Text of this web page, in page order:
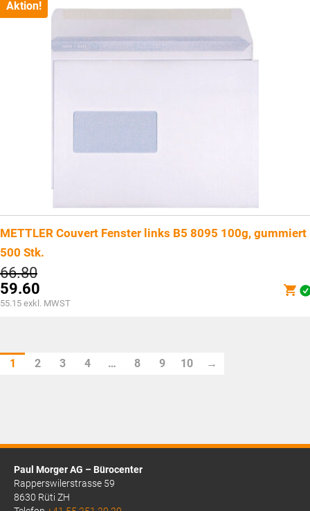
CHF28.85.
Aktion!
METTLER Couvert Fenster links B5 8095 100g, gummiert
500 Stk.
66.80Ursprünglicher
Preis
war:
CHF66.80
59.60
Aktueller
55.15 exkl. MWST
1 2 3 4 … 8 9 10 →
Paul Morger AG – Bürocenter
Rapperswilerstrasse 59
8630 Rüti ZH